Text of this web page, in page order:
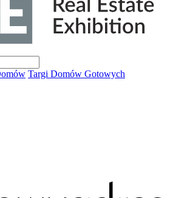
Targi Domów Gotowych